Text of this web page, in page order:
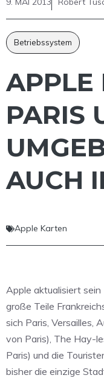
Betriebssystem
APPLE
PARIS
AUCH
Apple Karten
Apple aktualisiert
große Teile
sich Paris, Versailles,
von Paris), The Hay-
Paris) und die
bisher die einzige